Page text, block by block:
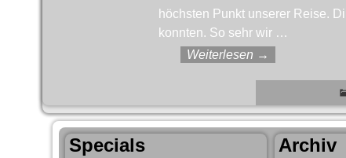
höchsten Punkt unserer Reise.
konnten. So sehr wir …
Weiterlesen →
Specials Archiv